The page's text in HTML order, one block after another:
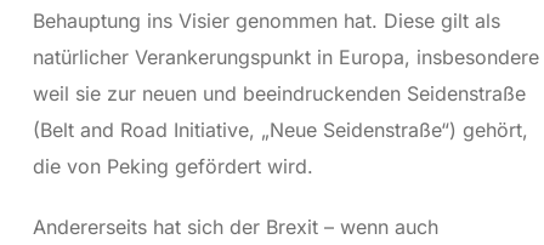
Behauptung ins Visier genommen hat. Diese gilt als
natürlicher Verankerungspunkt in Europa, insbesondere
weil sie zur neuen und beeindruckenden Seidenstraße
(Belt and Road Initiative, „Neue Seidenstraße“) gehört,
die von Peking gefördert wird.
Andererseits hat sich der Brexit – wenn auch